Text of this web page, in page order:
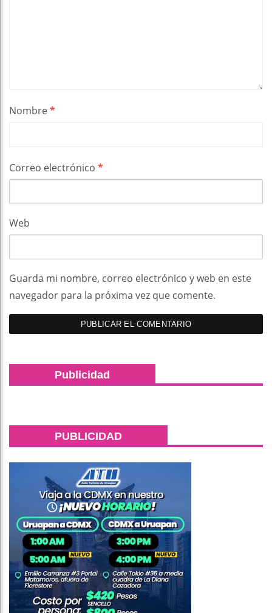
Nombre*
Correo electrónico *
Web
Guarda mi nombre, correo electrónico y web en este
navegador para la próxima vez que comente.
Publicidad
PUBLICIDAD